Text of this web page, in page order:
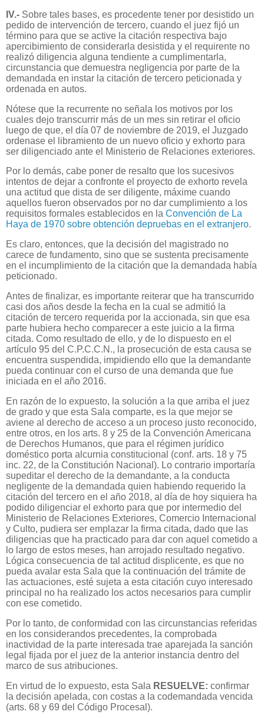
IV.- Sobre tales bases, es procedente tener por desistido un
pedido de intervención de tercero, cuando el juez fijó un
término para que se active la citación respectiva bajo
apercibimiento de considerarla desistida y el requirente no
realizó diligencia alguna tendiente a cumplimentarla,
circunstancia que demuestra negligencia por parte de la
demandada en instar la citación de tercero peticionada y
ordenada en autos.
Nótese que la recurrente no señala los motivos por los
cuales dejo transcurrir más de un mes sin retirar el oficio
luego de que, el día 07 de noviembre de 2019, el Juzgado
ordenase el libramiento de un nuevo oficio y exhorto para
ser diligenciado ante el Ministerio de Relaciones exteriores.
Por lo demás, cabe poner de resalto que los sucesivos
intentos de dejar a confronte el proyecto de exhorto revela
una actitud que dista de ser diligente, máxime cuando
aquellos fueron observados por no dar cumplimiento a los
requisitos formales establecidos en la Convención de La
Haya de 1970 sobre obtención depruebas en el extranjero.
Es claro, entonces, que la decisión del magistrado no
carece de fundamento, sino que se sustenta precisamente
en el incumplimiento de la citación que la demandada había
peticionado.
Antes de finalizar, es importante reiterar que ha transcurrido
casi dos años desde la fecha en la cual se admitió la
citación de tercero requerida por la accionada, sin que esa
parte hubiera hecho comparecer a este juicio a la firma
citada. Como resultado de ello, y de lo dispuesto en el
artículo 95 del C.P.C.C.N., la prosecución de esta causa se
encuentra suspendida, impidiendo ello que la demandante
pueda continuar con el curso de una demanda que fue
iniciada en el año 2016.
En razón de lo expuesto, la solución a la que arriba el juez
de grado y que esta Sala comparte, es la que mejor se
aviene al derecho de acceso a un proceso justo reconocido,
entre otros, en los arts. 8 y 25 de la Convención Americana
de Derechos Humanos, que para el régimen jurídico
doméstico porta alcurnia constitucional (conf. arts. 18 y 75
inc. 22, de la Constitución Nacional). Lo contrario importaría
supeditar el derecho de la demandante, a la conducta
negligente de la demandada quien habiendo requerido la
citación del tercero en el año 2018, al día de hoy siquiera ha
podido diligenciar el exhorto para que por intermedio del
Ministerio de Relaciones Exteriores, Comercio Internacional
y Culto, pudiera ser emplazar la firma citada, dado que las
diligencias que ha practicado para dar con aquel cometido a
lo largo de estos meses, han arrojado resultado negativo.
Lógica consecuencia de tal actitud displicente, es que no
pueda avalar esta Sala que la continuación del trámite de
las actuaciones, esté sujeta a esta citación cuyo interesado
principal no ha realizado los actos necesarios para cumplir
con ese cometido.
Por lo tanto, de conformidad con las circunstancias referidas
en los considerandos precedentes, la comprobada
inactividad de la parte interesada trae aparejada la sanción
legal fijada por el juez de la anterior instancia dentro del
marco de sus atribuciones.
En virtud de lo expuesto, esta Sala RESUELVE: confirmar
la decisión apelada, con costas a la codemandada vencida
(arts. 68 y 69 del Código Procesal).